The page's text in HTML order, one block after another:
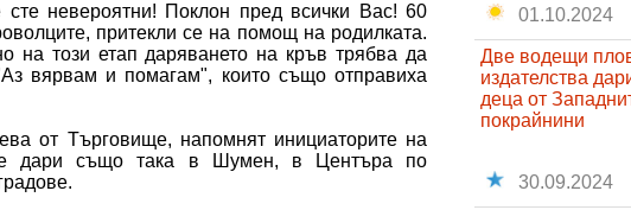
невероятни! Поклон пред всички Вас! 60
притекли се на помощ на родилката.
на този етап даряването на кръв трябва да
вярвам и помагам", които също отправиха
от Търговище, напомнят инициаторите на
дари също така в Шумен, в Центъра по
01.10.2024
Две водещи
издателства
деца от
покрайнини
30.09.2024